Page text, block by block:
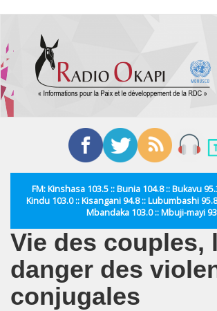
contenu
principal
FM: Kinshasa 103.5 :: Bunia 104.8 :: Bukavu
Kindu 103.0 :: Kisangani 94.8 :: Lubumbashi
Mbandaka 103.0 :: Mbuji-mayi
Vie des couples,
danger des
conjugales